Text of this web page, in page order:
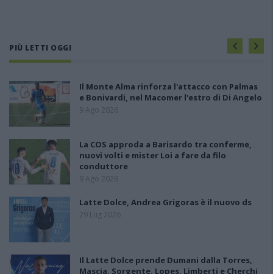
PIÙ LETTI OGGI
Il Monte Alma rinforza l'attacco con Palmas
e Bonivardi, nel Macomer l'estro di Di Angelo
9 Ago 2026
La COS approda a Barisardo tra conferme,
nuovi volti e mister Loi a fare da filo
conduttore
9 Ago 2026
Latte Dolce, Andrea Grigoras è il nuovo ds
29 Lug 2026
Il Latte Dolce prende Dumani dalla Torres,
Mascia, Sorgente, Lopes, Limberti e Cherchi